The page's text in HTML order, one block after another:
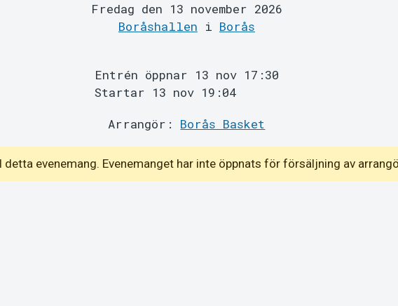
Fredag den 13 november 2026
Boråshallen i Borås
Entrén öppnar 13 nov 17:30
Startar 13 nov 19:04
Arrangör: Borås Basket
evenemang. Evenemanget har inte öppnats för försäljning av